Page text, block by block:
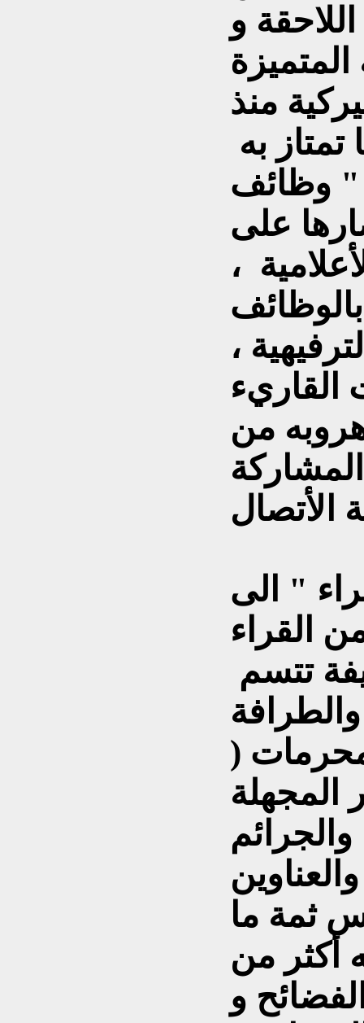
و
منذ
ما تمتاز به
" وظائف
على
،
بالوظائف
،
القاريء
من
" الى
القراء
تتسم
(
المجهلة
ثمة ما
أكثر من
و